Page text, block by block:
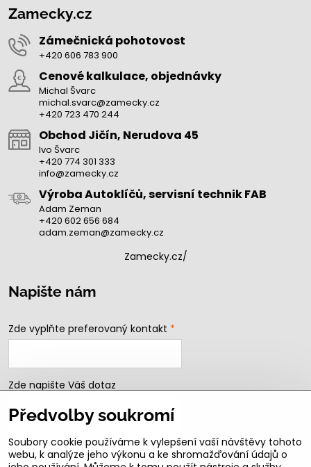
Zamecky.cz
Zámečnická pohotovost
+420 606 783 900
Cenové kalkulace, objednávky
Michal Švarc
michal.svarc@zamecky.cz
+420 723 470 244
Obchod Jičín, Nerudova 45
Ivo Švarc
+420 774 301 333
info@zamecky.cz
Výroba Autoklíčů, servisní technik FAB
Adam Zeman
+420 602 656 684
adam.zeman@zamecky.cz
Zamecky.cz/
Napište nám
Zde vyplňte preferovaný kontakt *
Zde napište Váš dotaz
Předvolby soukromí
Soubory cookie používáme k vylepšení vaší návštěvy tohoto
webu, k analýze jeho výkonu a ke shromažďování údajů o